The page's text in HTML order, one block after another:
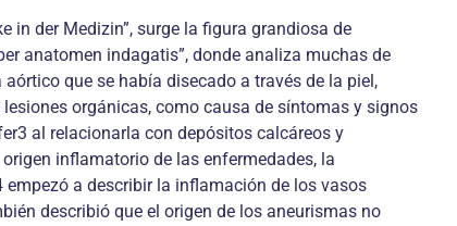
in der Medizin”, surge la figura grandiosa de
anatomen indagatis”, donde analiza muchas de
que se había disecado a través de la piel,
orgánicas, como causa de síntomas y signos
al relacionarla con depósitos calcáreos y
inflamatorio de las enfermedades, la
a describir la inflamación de los vasos
describió que el origen de los aneurismas no